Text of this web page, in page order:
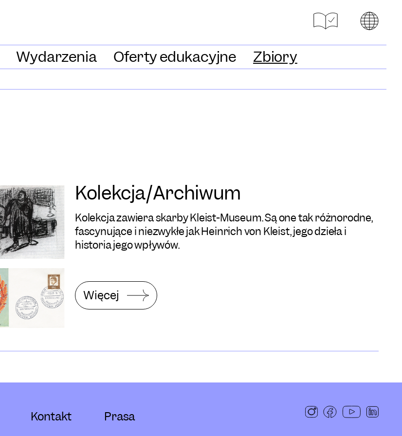
Wydarzenia Oferty edukacyjne Zbiory
Kolekcja/Archiwum
Kolekcja zawiera skarby Kleist-Museum. Są one tak różnorodne,
fascynujące i niezwykłe jak Heinrich von Kleist, jego dzieła i
historia jego wpływów.
Więcej
Kontakt Prasa